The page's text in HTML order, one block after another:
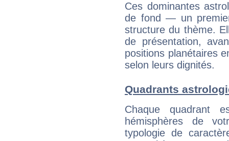
Ces dominantes
de fond — un
structure du thème.
de présentation,
positions planétaires
selon leurs dignités.
Quadrants
Chaque quadrant
hémisphères de
typologie de